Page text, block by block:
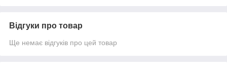
Відгуки про товар
Ще немає відгуків про цей товар